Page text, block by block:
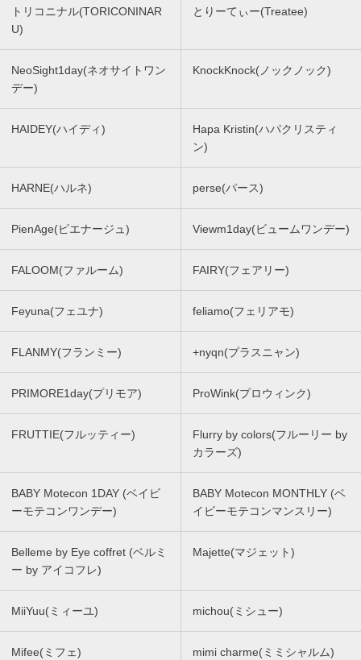
トリコニナル(TORICONINAR
U)
とりーてぃー(Treatee)
NeoSight1day(ネオサイトワン
デー)
KnockKnock(ノックノック)
HAIDEY(ハイディ)
Hapa Kristin(ハパクリスティ
ン)
HARNE(ハルネ) perse(パース)
PienAge(ピエナージュ) Viewm1day(ビュームワンデー)
FALOOM(ファルーム) FAIRY(フェアリー)
Feyuna(フェユナ) feliamo(フェリアモ)
FLANMY(フランミー) +nyqn(プラスニャン)
PRIMORE1day(プリモア) ProWink(プロウィンク)
FRUTTIE(フルッティー)
Flurry by colors(フルーリー by
カラーズ)
BABY Motecon 1DAY (ベイビ
ーモテコンワンデー)
BABY Motecon MONTHLY (ベ
イビーモテコンマンスリー)
Belleme by Eye coffret (ベルミ
ー by アイコフレ)
Majette(マジェット)
MiiYuu(ミィーユ) michou(ミシュー)
Mifee(ミフェ) mimi charme(ミミシャルム)